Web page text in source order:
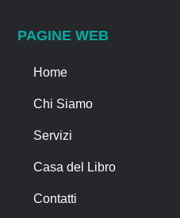
PAGINE WEB
Home
Chi Siamo
Servizi
Casa del Libro
Contatti